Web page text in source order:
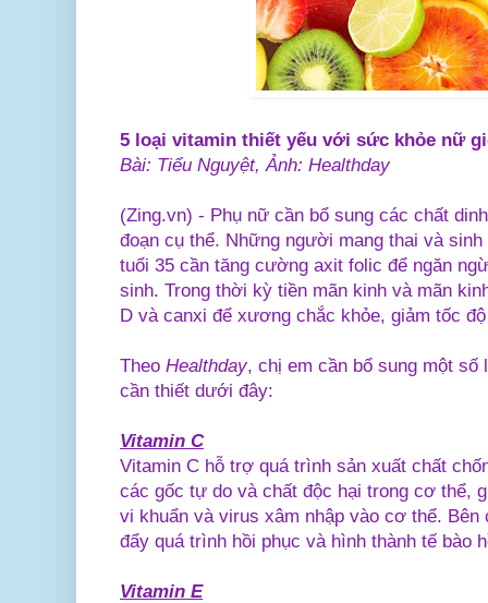
5 loại vitamin thiết yếu với sức khỏe nữ
Bài: Tiểu Nguyệt, Ảnh: Healthday
(Zing.vn) - Phụ nữ cần bổ sung các chất
đoạn cụ thể. Những người mang thai và
tuổi 35 cần tăng cường axit folic để ngăn
sinh. Trong thời kỳ tiền mãn kinh và mãn
D và canxi để xương chắc khỏe, giảm tốc
Theo Healthday, chị em cần bổ sung một
cần thiết dưới đây:
Vitamin C
Vitamin C hỗ trợ quá trình sản xuất chất
các gốc tự do và chất độc hại trong cơ thể,
vi khuẩn và virus xâm nhập vào cơ thể. Bên
đẩy quá trình hồi phục và hình thành tế bào
Vitamin E